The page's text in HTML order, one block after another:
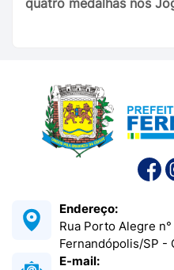
Endereço:
Rua Porto Alegre
Fernandópolis/SP -
E-mail: